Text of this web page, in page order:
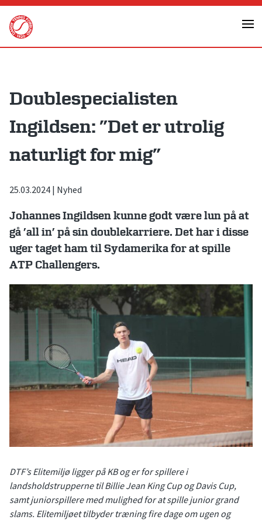
Skip
content
Doublespecialisten
Ingildsen: ”Det er utrolig
naturligt for mig”
25.03.2024 | Nyhed
Johannes Ingildsen kunne godt være lun på at
gå ’all in’ på sin doublekarriere. Det har i disse
uger taget ham til Sydamerika for at spille
ATP Challengers.
DTF’s Elitemiljø ligger på KB og er for spillere i
landsholdstrupperne til Billie Jean King Cup og Davis Cup,
samt juniorspillere med mulighed for at spille junior grand
slams. Elitemiljøet tilbyder træning fire dage om ugen og